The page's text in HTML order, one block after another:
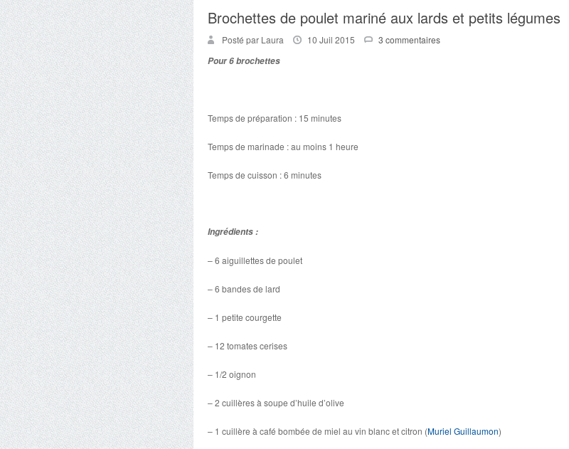
Brochettes de poulet mariné aux lards et petits légumes
Posté par Laura 10 Juil 2015
3 commentaires
Pour 6 brochettes
Temps de préparation : 15 minutes
Temps de marinade : au moins 1 heure
Temps de cuisson : 6 minutes
Ingrédients :
– 6 aiguillettes de poulet
– 6 bandes de lard
– 1 petite courgette
– 12 tomates cerises
– 1/2 oignon
– 2 cuillères à soupe d’huile d’olive
– 1 cuillère à café bombée de miel au vin blanc et citron (Muriel Guillaumon)